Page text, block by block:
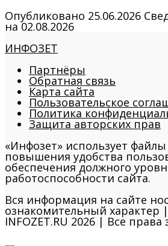
Опубликовано 25.06.2026
на02.08.2026
ИНФОЗЕТ
Партнёры
Обратная связь
Карта сайта
Пользовательское
Политика
Защита авторских прав
«Инфозет» использует
повышения удобства
обеспечения должного
работоспособности сайта.
Вся информация на сайте
ознакомительный характер
INFOZET.RU 2026 | Все